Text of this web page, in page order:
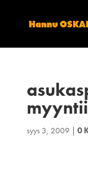
syys 3, 2009 | 0